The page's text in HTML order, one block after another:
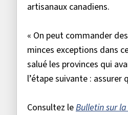
artisanaux canadiens.
« On peut commander
minces exceptions dans
salué les provinces qui
l’étape suivante : assurer
Consultez leBulletin sur